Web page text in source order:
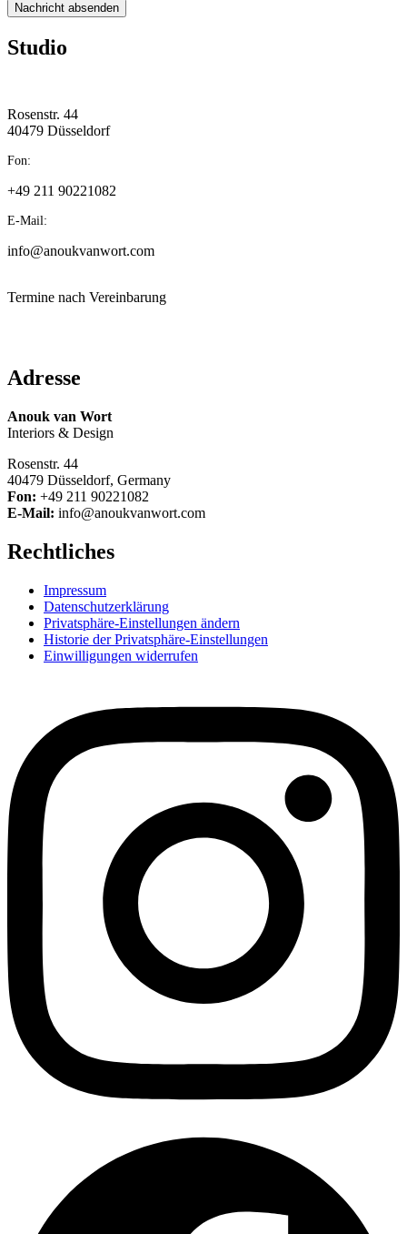
Nachricht absenden
Studio
Rosenstr. 44
40479 Düsseldorf
Fon:
+49 211 90221082
E-Mail:
info@anoukvanwort.com
Termine nach Vereinbarung
Adresse
Anouk van Wort
Interiors & Design
Rosenstr. 44
40479 Düsseldorf, Germany
Fon: +49 211 90221082
E-Mail: info@anoukvanwort.com
Rechtliches
Impressum
Datenschutzerklärung
Privatsphäre-Einstellungen ändern
Historie der Privatsphäre-Einstellungen
Einwilligungen widerrufen